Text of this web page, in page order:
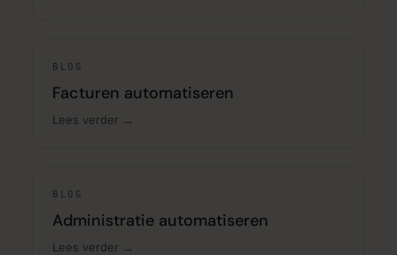
BLOG
Facturen automatiseren
Lees verder →
BLOG
Administratie automatiseren
Lees verder →